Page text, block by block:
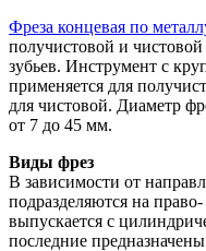
Фреза концевая по
получистовой и чистовой
зубьев. Инструмент с
применяется для
для чистовой. Диаметр
от 7 до 45 мм.
Виды фрез
В зависимости от
подразделяются на
выпускается с
последние